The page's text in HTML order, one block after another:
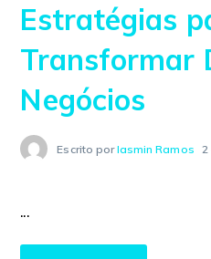
Estratégias
Transformar
Negócios
Escrito porIasmin Ramos 2
...